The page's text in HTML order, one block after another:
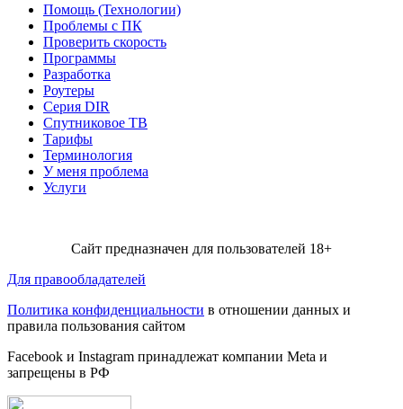
Помощь (Технологии)
Проблемы с ПК
Проверить скорость
Программы
Разработка
Роутеры
Серия DIR
Спутниковое ТВ
Тарифы
Терминология
У меня проблема
Услуги
Сайт предназначен для пользователей 18+
Для правообладателей
Политика конфиденциальности в отношении данных и
правила пользования сайтом
Facebook и Instagram принадлежат компании Metа и
запрещены в РФ